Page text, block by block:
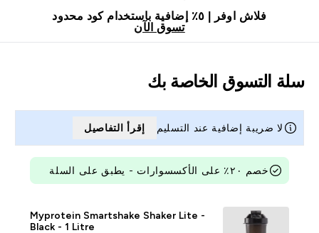
فلاش اوفر | ٥٪ إضافية باستخدام كود محدود
تسوق الآن
سلة التسوق الخاصة بك
لا ضريبة إضافية عند التسليم إقرأ التفاصيل
خصم ٢٠٪ على الأكسسوارات - يطبق على السلة
Myprotein Smartshake Shaker Lite -
Black - 1 Litre